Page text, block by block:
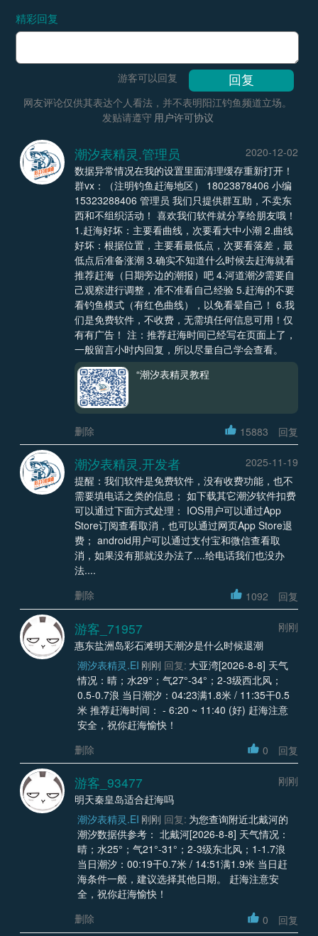
精彩回复
游客可以回复
网友评论仅供其表达个人看法，并不表明阳江钓鱼频道立场。
发贴请遵守 用户许可协议
潮汐表精灵.管理员
2020-12-02
数据异常情况在我的设置里面清理缓存重新打开！
群vx：（注明钓鱼赶海地区） 18023878406 小编
15323288406 管理员 我们只提供群互助，不卖东
西和不组织活动！ 喜欢我们软件就分享给朋友哦！
1.赶海好坏：主要看曲线，次要看大中小潮 2.曲线
好坏：根据位置，主要看最低点，次要看落差，最
低点后准备涨潮 3.确实不知道什么时候去赶海就看
推荐赶海（日期旁边的潮报）吧 4.河道潮汐需要自
己观察进行调整，准不准看自己经验 5.赶海的不要
看钓鱼模式（有红色曲线），以免看晕自己！ 6.我
们是免费软件，不收费，无需填任何信息可用！仅
有有广告！ 注：推荐赶海时间已经写在页面上了，
一般留言小时内回复，所以尽量自己学会查看。
“潮汐表精灵教程
删除 15883 回复
潮汐表精灵.开发者
2025-11-19
提醒：我们软件是免费软件，没有收费功能，也不
需要填电话之类的信息； 如下载其它潮汐软件扣费
可以通过下面方式处理： IOS用户可以通过App
Store订阅查看取消，也可以通过网页App Store退
费； android用户可以通过支付宝和微信查看取
消，如果没有那就没办法了....给电话我们也没办
法....
删除
1092 回复
游客_71957
刚刚
惠东盐洲岛彩石滩明天潮汐是什么时候退潮
潮汐表精灵.EI 刚刚 回复: 大亚湾[2026-8-8] 天气
情况：晴；水29°；气27°-34°；2-3级西北风；
0.5-0.7浪 当日潮汐：04:23满1.8米 / 11:35干0.5
米 推荐赶海时间： - 6:20 ~ 11:40 (好) 赶海注意
安全，祝你赶海愉快！
删除
0 回复
游客_93477
刚刚
明天秦皇岛适合赶海吗
潮汐表精灵.EI 刚刚 回复: 为您查询附近北戴河的
潮汐数据供参考： 北戴河[2026-8-8] 天气情况：
晴；水25°；气21°-31°；2-3级东北风；1-1.7浪
当日潮汐：00:19干0.7米 / 14:51满1.9米 当日赶
海条件一般，建议选择其他日期。 赶海注意安
全，祝你赶海愉快！
删除
0 回复